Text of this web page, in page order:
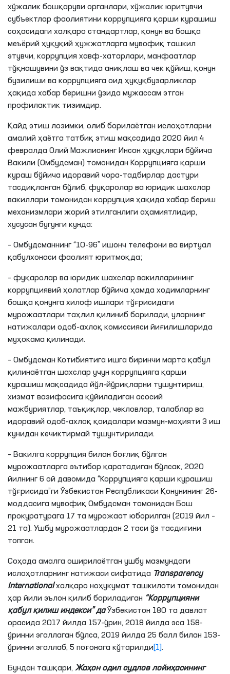
хўжалик бошқаруви органлари, хўжалик юритувчи
субъектлар фаолиятини коррупцияга қарши курашиш
соҳасидаги халқаро стандартлар, қонун ва бошқа
меъёрий ҳуқуқий ҳужжатларга мувофиқ ташкил
этувчи, коррупция хавф-хатарлари, манфаатлар
тўқнашувини ўз вақтида аниқлаш ва чек қўйиш, қонун
бузилиши ва коррупцияга оид ҳуқуқбузарликлар
ҳақида хабар беришни ўзида мужассам этган
профилактик тизимдир.
Қайд этиш лозимки, олиб борилаётган ислоҳотларни
амалий ҳаётга татбиқ этиш мақсадида 2020 йил 4
февралда Олий Мажлиснинг Инсон ҳуқуқлари бўйича
Вакили (Омбудсман) томонидан Коррупцияга қарши
кураш бўйича идоравий чора-тадбирлар дастури
тасдиқланган бўлиб, фуқаролар ва юридик шахслар
вакиллари томонидан коррупция ҳақида хабар бериш
механизмлари жорий этилганлиги аҳамиятлидир,
хусусан бугунги кунда:
– Омбудсманнинг “10-96” ишонч телефони ва виртуал
қабулхонаси фаолият юритмоқда;
– фуқаролар ва юридик шахслар вакилларининг
коррупциявий ҳолатлар бўйича ҳамда ходимларнинг
бошқа қонунга хилоф ишлари тўғрисидаги
мурожаатлари таҳлил қилиниб борилади, уларнинг
натижалари одоб-ахлоқ комиссияси йиғилишларида
муҳокама қилинади.
– Омбудсман Котибиятига ишга биринчи марта қабул
қилинаётган шахслар учун коррупцияга қарши
курашиш мақсадида йўл-йўриқларни тушунтириш,
хизмат вазифасига қўйиладиган асосий
мажбуриятлар, таъқиқлар, чекловлар, талаблар ва
идоравий одоб-ахлоқ қоидалари мазмун-моҳияти 3 иш
кунидан кечиктирмай тушунтирилади.
– Вакилга коррупция билан боғлиқ бўлган
мурожаатларга эътибор қаратадиган бўлсак, 2020
йилнинг 6 ой давомида “Коррупцияга қарши курашиш
тўғрисида”ги Ўзбекистон Республикаси Қонунининг 26-
моддасига мувофиқ Омбудсман томонидан Бош
прокуратурага 17 та мурожаат юборилган (2019 йил –
21 та). Ушбу мурожаатлардан 2 таси ўз тасдиғини
топган.
Соҳада амалга оширилаётган ушбу мазмундаги
ислоҳотларнинг натижаси сифатида Transparency
Internationalхалқаро ноҳукумат ташкилоти томонидан
ҳар йили эълон қилиб бориладиган “Коррупцияни
қабул қилиш индекси” даЎзбекистон 180 та давлат
орасида 2017 йилда 157-ўрин, 2018 йилда эса 158-
ўринни эгаллаган бўлса, 2019 йилда 25 балл билан 153-
ўринни эгаллаб, 5 поғонага кўтарилди [1] .
Бундан ташқари, Жаҳон одил судлов лойиҳасининг